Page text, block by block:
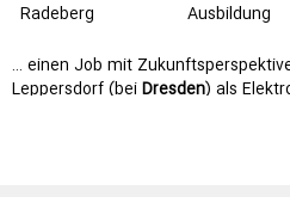
Radeberg Ausbildung
… einen Job mit
Leppersdorf (beiDresden) als
Zukunftsperspektive. Wir suchen
Energie- &